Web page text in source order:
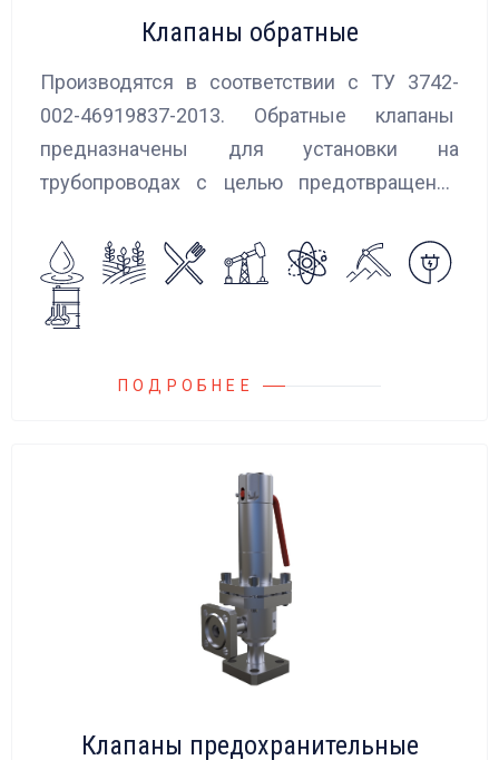
Клапаны обратные
Производятся в соответствии с ТУ 3742-
002-46919837-2013. Обратные клапаны
предназначены для установки на
трубопроводах с целью предотвращения
агрессивных жидкостей, эмульсий,
суспензий и пропуска их в прямом
направлении.
ПОДРОБНЕЕ
Клапаны предохранительные